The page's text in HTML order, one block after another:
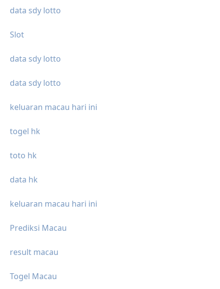
data sdy lotto
Slot
data sdy lotto
data sdy lotto
keluaran macau hari ini
togel hk
toto hk
data hk
keluaran macau hari ini
Prediksi Macau
result macau
Togel Macau